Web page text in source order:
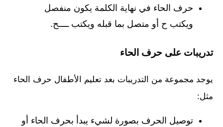
حرف الحاء في نهاية الكلمة يكون منفصل
ويكتب ح أو متصل بما قبله ويكتب ــــح.
تدريبات على حرف الحاء
يوجد مجموعة من التدريبات بعد تعليم الأطفال حرف الحاء
مثل:
توصيل الحرف بصورة لشيء يبدأ بحرف الحاء أو